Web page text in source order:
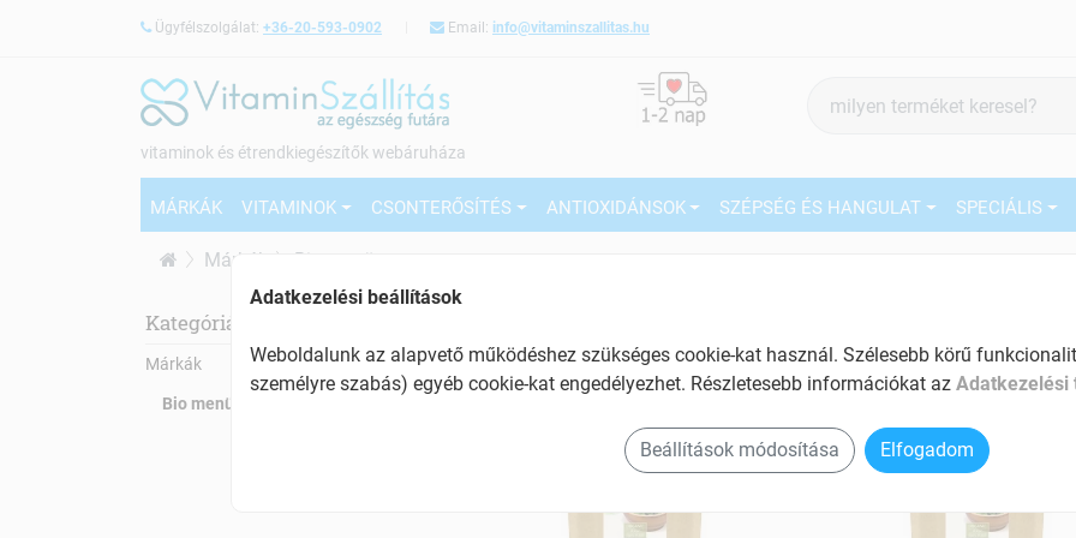
Ügyfélszolgálat: +36-20-593-0902 Email: info@vitaminszallitas.hu
vitaminok és étrendkiegészítők webáruháza
keresés
MÁRKÁK VITAMINOK CSONTERŐSÍTÉS ANTIOXIDÁNSOK SZÉPSÉG ÉS HANGULAT SPECIÁLIS
Márkák Bio menü
Kategóriák:
Márkák
Bio menü
Adatkezelési beállítások
Weboldalunk az alapvető működéshez szükséges cookie-kat használ. Szélesebb körű
személyre szabás) egyéb cookie-kat engedélyezhet. Részletesebb információkat az Adatkezelési
Beállítások módosítása Elfogadom